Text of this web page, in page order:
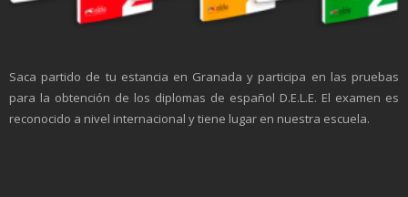
Saca partido de tu estancia en Granada y participa en las pruebas
para la obtención de los diplomas de español D.E.L.E. El examen es
reconocido a nivel internacional y tiene lugar en nuestra escuela.